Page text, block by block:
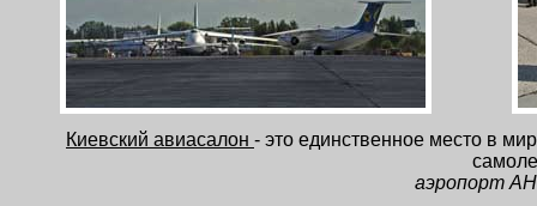
Киевский авиасалон - это единственное место в
аэропорт